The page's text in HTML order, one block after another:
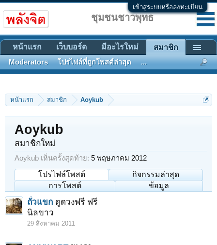
เข้าสู่ระบบหรือลงทะเบียน
หน้าแรก สมาชิก Aoykub
Aoykub
สมาชิกใหม่
Aoykub เห็นครั้งสุดท้าย: 5 พฤษภาคม 2012
โปรไฟล์โพสต์
กิจกรรมล่าสุด
การโพสต์
ข้อมูล
ถั่วแขก ดูดวงฟรี ฟรี
นิลขาว
29 สิงหาคม 2011
ชุมชนชาวพุทธ
หน้าแรก เว็บบอร์ด มีอะไรใหม่ สมาชิก
Moderators โปรไฟล์ที่ถูกโพสต์ล่าสุด ...